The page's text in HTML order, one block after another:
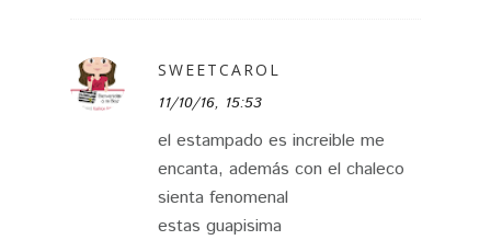
SWEETCAROL
11/10/16, 15:53
el estampado es increible me
encanta, además con el chaleco
sienta fenomenal
estas guapisima